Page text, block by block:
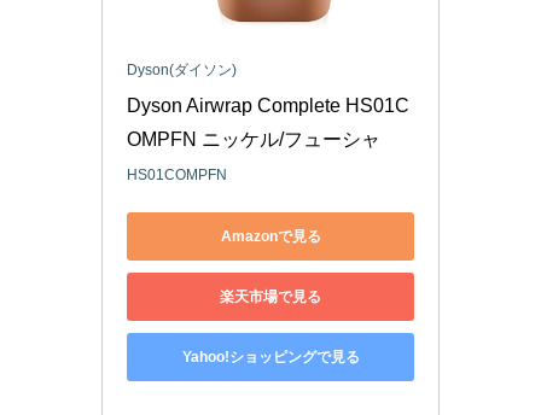
Dyson(ダイソン)
Dyson Airwrap Complete HS01C
OMPFN ニッケル/フューシャ
HS01COMPFN
Amazonで見る
楽天市場で見る
Yahoo!ショッピングで見る